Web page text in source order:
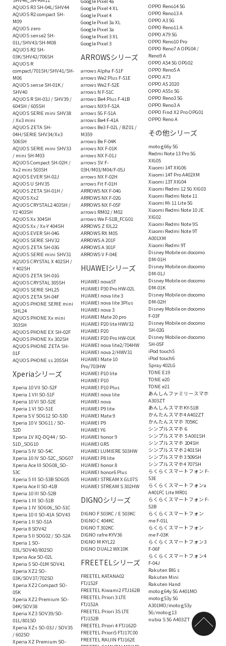
AQUOS R3 SH-04L/SHV44
AQUOS R2 compact SH-
M09
AQUOS zero
AQUOS sense2 SH-
01L/SHV43/SH-M08
AQUOS R2 SH-
03K/SHV42/706SH
AQUOS R
compact/701SH/SHV41/SH-
M06
AQUOS sense SH-01K /
SHV40
AQUOS R SH-03J / SHV39 /
604SH / 605SH
AQUOS SERIE mini SHV38
/ Xx3 mini
AQUOS ZETA SH-
04H/SERIE SHV34/Xx3
506SH
AQUOS SERIE mini SHV33
/ mini SH-M03
AQUOS Compact SH-02H /
Xx2 mini 503SH
AQUOS EVER SH-02J
AQUOS U SHV35
AQUOS ZETA SH-01H /
AQUOS Xx2
AQUOS CRYSTAL2 403SH /
Y2 403SH
AQUOS Xx 304SH
AQUOS Xx / Xx-Y 404SH
AQUOS EVER SH-04G
AQUOS SERIE SHV32
AQUOS ZETA SH-03G
AQUOS SERIE mini SHV31
AQUOS CRYSTAL X 402SH /
Y 402SH
AQUOS ZETA SH-01G
AQUOS CRYSTAL 305SH
AQUOS SERIE SHL25
AQUOS ZETA SH-04F
AQUOS PHONE SERIE mini
SHL24
AQUOS PHONE Xx mini
303SH
AQUOS PHONE EX SH-02F
AQUOS PHONE Xx 302SH
AQUOS PHONE ZETA SH-
01F
AQUOS PHONE ss 205SH
Xperiaシリーズ
Xperia 10 VII SO-52F
Xperia 1 VII SO-51F
Xperia 10 VI SO-52E
Xperia 1 VI SO-51E
Xperia 5 V SOG12 SO-53D
Xperia 10 V SOG11 / SO-
52D
Xperia 1V XQ-DQ44 / SO-
51D_SOG10
Xperia 5 IV SO-54C
Xperia 10 IV SO-52C_SOG07
Xperia Ace lll SOG08_SO-
53C
Xperia 5 III SO-53B SOG05
Xperia Ace II SO-41B
Xperia 10 III SO-52B
Xperia 1 III SO-51B
Xperia 1 IV SOG06_SO-51C
Xperia 10 II SO-41A SOV43
Xperia 1 II SO-51A
Xperia 8 SOV42
Xperia 5 II SOG02 / SO-52A
Xperia 1 SO-
03L/SOV40/802SO
Xperia Ace SO-02L
Xperia 5 SO-01M SOV41
Xperia XZ2 SO-
03K/SOV37/702SO
Xperia XZ2 Compact SO-
05K
Xperia XZ2 Premium SO-
04K/SOV38
Xperia XZ3 SOV39/SO-
01L/801SO
Xperia XZs SO-03J / SOV35
/ 602SO
Xperia XZ Premium SO-
Google Pixel 4 XL
Google Pixel 4
Google Pixel 3a XL
Google Pixel 3a
Google Pixel 3 XL
Google Pixel 3
ARROWSシリーズ
arrows Alpha F-51F
arrows We2 Plus F-51E
arrows We2 F-52E
arrows N F-51C
arrows Be4 Plus F-41B
arrows NX9 F-52A
arrows 5G F-51A
arrows Be4 F-41A
arrows Be3 F-02L / BZ01 /
M359
arrows Be F-04K
arrows NX F-01K
arrows NX F-01J
arrows SV F-
03H/M03/M04/F-05J
arrows NX F-02H
arrows Fit F-01H
ARROWS NX F-04G
ARROWS NX F-02G
ARROWS NX F-05F
arrows RM02 / M02
arrows We F-51B_FCG01
ARROWS Z FJL22
ARROWS RX M05
ARROWS A 201F
ARROWS A 301F
ARROWS V F-04E
HUAWEIシリーズ
HUAWEI nova5T
HUAWEI P30 Pro HW-02L
HUAWEI nova lite 3
HUAWEI nova lite 3Plus
HUAWEI nova 3
HUAWEI Mate 20 pro
HUAWEI P20 lite HWV32
HUAWEI P20
HUAWEI P20 Pro HW-01K
HUAWEI nova lite2/704HW
HUAWEI nova 2/HWV31
HUAWEI Mate 10
Pro/703HW
HUAWEI P10 lite
HUAWEI P10
HUAWEI P10 Plus
HUAWEI nova lite
HUAWEI nova
HUAWEI P9 lite
HUAWEI Mate 9
HUAWEI P9
HUAWEI Y6
HUAWEI honor 9
HUAWEI GR5
HUAWEI LUMIERE 503HW
HUAWEI P8 lite
HUAWEI honor 8
HUAWEI honor6 Plus
HUAWEI STREAM X GL07S
HUAWEI STREAM S 302HW
DIGNOシリーズ
DIGNO F 503KC / E 503KC
DIGNO C 404KC
DIGNO T 302KC
DIGNO rafre KYV36
DIGNO M KYL22
DIGNO DUAL2 WX10K
FREETELシリーズ
FREETEL KATANA02
FTJ152F
FREETEL Kiwami2 FTJ162B
FREETEL Priori 3 LTE
FTJ152A
FREETEL Priori 3S LTE
FTJ152B
FREETEL Priori 4 FTJ162D
FREETEL Priori5 FTJ17C00
FREETEL RAIJIN FTJ162E
OPPO Reno14 5G
OPPO Reno13 A
OPPO A3 5G
OPPO Reno11 A
OPPO A79 5G
OPPO Reno10 Pro
OPPO Reno7 A OPG04 /
Reno9 A
OPPO A54 5G OPG02
OPPO Reno5 A
OPPO A73
OPPO A5 2020
OPPO A55s 5G
OPPO Reno3 5G
OPPO Reno3 A
OPPO Find X2 Pro OPG01
OPPO Reno A
その他シリーズ
moto g66y 5G
Redmi Note 13 Pro 5G
XIG05
Xiaomi 14T XIG06
Xiaomi 14T Pro A402XM
Xiaomi 13T XIG04
Xiaomi Redmi 12 5G XIG03
Xiaomi Redmi Note 11
Xiaomi Mi 11 Lite 5G
Xiaomi Redmi Note 10 JE
XIG02
Xiaomi Redmi Note 9S
Xiaomi Redmi Note 9T
A001XM
Xiaomi Redmi 9T
Disney Mobile on docomo
DM-01H
Disney Mobile on docomo
DM-01J
Disney Mobile on docomo
DM-01K
Disney Mobile on docomo
DM-02H
Disney Mobile on docomo
F-03F
Disney Mobile on docomo
SH-02G
Disney Mobile on docomo
SH-05F
iPod touch5
iPod touch6
Spray 402LG
TONE E19
TONE e20
TONE e21
あんしんファミリースマホ
A303ZT
あんしんスマホKY-51B
かんたんスマホ4 A402ZT
かんたんスマホ 705KC
シンプルスマホ 6
シンプルスマホ 5 A001SH
シンプルスマホ 204SH
シンプルスマホ2 401SH
シンプルスマホ3 509SH
シンプルスマホ4 707SH
らくらくスマートフォン F-
53E
らくらくスマートフォンa
A401FC Lite MR01
らくらくスマートフォン F-
52B
らくらくスマートフォン
me F-01L
らくらくスマートフォン
me F-03K
らくらくスマートフォン3
F-06F
らくらくスマートフォン4
F-04J
Rakuten BIG s
Rakuten Mini
Rakuten Hand
moto g64y 5G A401MO
moto g53y 5G
A301MO/moto g53y
5G/moto g13
nubia S 5G A403ZT